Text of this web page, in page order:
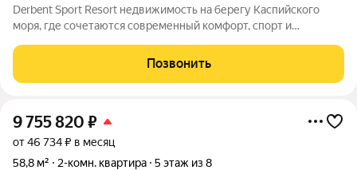
Derbent Sport Resort недвижимость на берегу Каспийского
моря, где сочетаются современный комфорт, спорт и
учитывают все потребности современных
Позвонить
9 755 820 ₽
от 46 734 ₽ в месяц
58,8 м²
2-комн. квартира 5 этаж из 8